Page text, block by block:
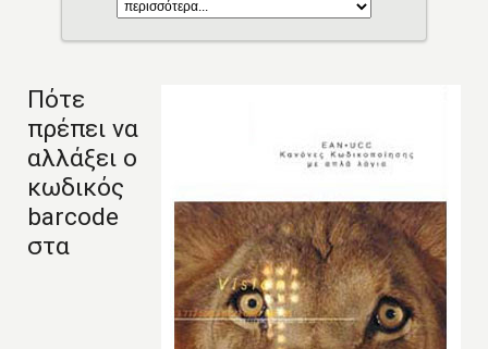
Πότε
πρέπει να
αλλάξει o
κωδικός
barcode
στα